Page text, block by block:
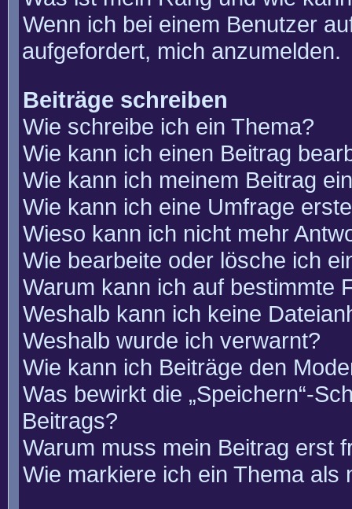
Wenn ich bei einem Benutzer
aufgefordert, mich anzumelden.
Beiträge schreiben
Wie schreibe ich ein Thema?
Wie kann ich einen Beitrag
Wie kann ich meinem Beitrag
Wie kann ich eine Umfrage
Wieso kann ich nicht mehr
Wie bearbeite oder lösche ich
Warum kann ich auf bestimmte
Weshalb kann ich keine
Weshalb wurde ich verwarnt?
Wie kann ich Beiträge den
Was bewirkt die „Speichern“-
Beitrags?
Warum muss mein Beitrag erst
Wie markiere ich ein Thema als